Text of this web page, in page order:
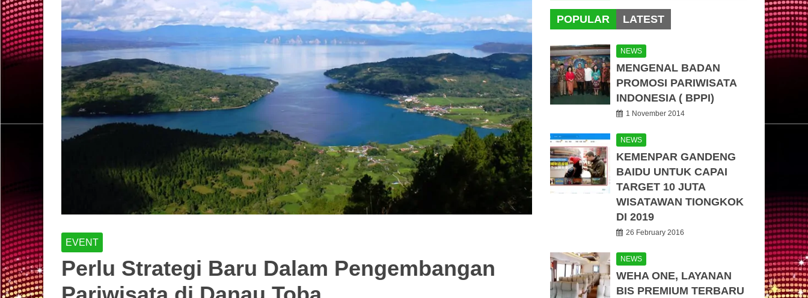
EVENT
Perlu Strategi Baru Dalam Pengembangan
POPULAR LATEST
NEWS
MENGENAL BADAN
PROMOSI PARIWISATA
INDONESIA ( BPPI)
1 November 2014
NEWS
KEMENPAR GANDENG
BAIDU UNTUK CAPAI
TARGET 10 JUTA
WISATAWAN TIONGKOK
DI 2019
26 February 2016
NEWS
WEHA ONE, LAYANAN
BIS PREMIUM TERBARU